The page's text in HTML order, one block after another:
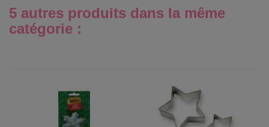
5 autres produits dans la même
catégorie :